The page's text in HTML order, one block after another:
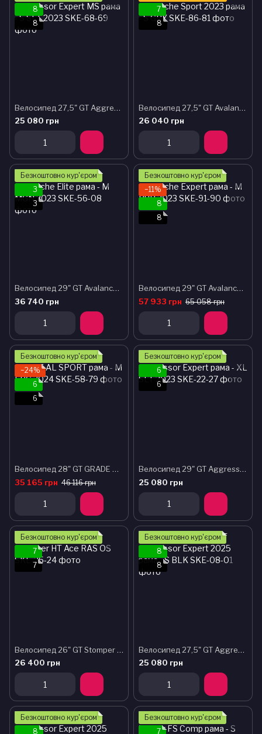
8
8
Велосипед 27,5" GT Aggressor Expert MS рама - S SLT 2023
25 080 грн
7
8
Велосипед 27,5" GT Avalanche Sport 2023 рама - S GRY
26 040 грн
Безкоштовно кур'єром
3
3
Велосипед 29" GT Avalanche Elite рама - M MGN 2023
36 740 грн
Безкоштовно кур'єром
−11%
8
8
Велосипед 29" GT Avalanche Expert рама - M PUR 2023
57 933 грн 65 058 грн
Безкоштовно кур'єром
−24%
6
6
Велосипед 28" GT GRADE AL SPORT рама - M FRG 2024
35 165 грн 46 116 грн
Безкоштовно кур'єром
6
6
Велосипед 29" GT Aggressor Expert рама - XL SLT 2023
25 080 грн
Безкоштовно кур'єром
7
7
Велосипед 26" GT Stomper HT Ace RAS OS
26 400 грн
Безкоштовно кур'єром
8
8
Велосипед 27,5" GT Aggressor Expert 2025 рама - S BLK
25 080 грн
Безкоштовно кур'єром
8
Безкоштовно кур'єром
7